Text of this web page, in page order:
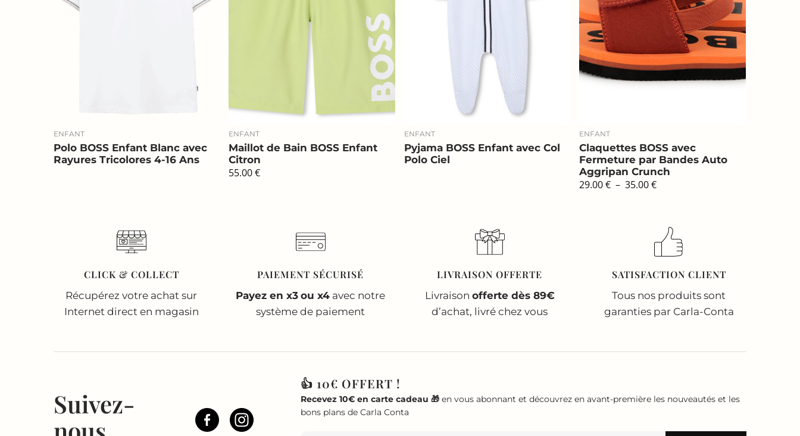
ENFANT
Polo BOSS Enfant Blanc avec
Rayures Tricolores 4-16 Ans
ENFANT
Maillot de Bain BOSS Enfant
Citron
55.00€
ENFANT
Pyjama BOSS Enfant avec Col
Polo Ciel
ENFANT
Claquettes BOSS avec
Fermeture par Bandes Auto
Aggripan Crunch
29.00€ – 35.00€Plage
35.00 €
CLICK & COLLECT
Récupérez votre achat sur
Internet direct en magasin
PAIEMENT SÉCURISÉ
Payez en x3 ou x4 avec notre
système de paiement
LIVRAISON OFFERTE
Livraison offerte dès 89€
d’achat, livré chez vous
SATISFACTION CLIENT
Tous nos produits sont
garanties par Carla-Conta
Suivez-
👍 10€ OFFERT !
Recevez 10€ en carte cadeau 🎁en vous abonnant et découvrez en avant-première les nouveautés et les
bons plans de Carla Conta